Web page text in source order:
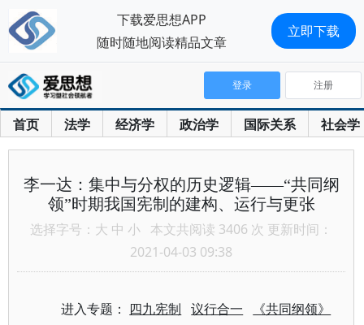
首页 法学 经济学 政治学 国际关系 社会学
登录 注册
李一达：集中与分权的历史逻辑——“共同纲
领”时期我国宪制的建构、运行与更张
选择字号： 大 中 小 本文共阅读 3406 次 更新时间：
2021-04-03 09:38
进入专题： 四九宪制 议行合一 《共同纲领》
下载爱思想APP
随时随地阅读精品文章
立即下载